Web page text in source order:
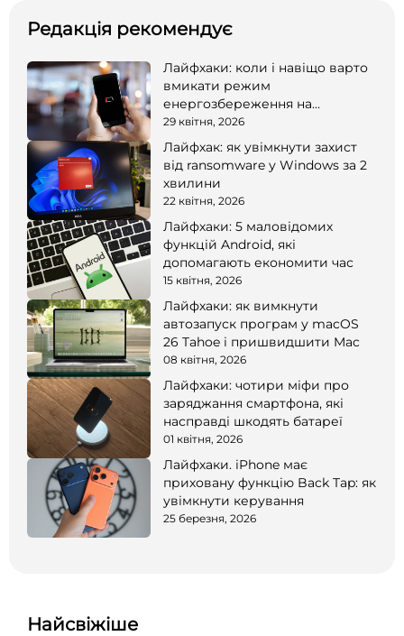
Редакція рекомендує
Лайфхаки: коли і навіщо варто
вмикати режим
енергозбереження на
смартфоні
29 квітня, 2026
Лайфхак: як увімкнути захист
від ransomware у Windows за 2
хвилини
22 квітня, 2026
Лайфхаки: 5 маловідомих
функцій Android, які
допомагають економити час
15 квітня, 2026
Лайфхаки: як вимкнути
автозапуск програм у macOS
26 Tahoe і пришвидшити Mac
08 квітня, 2026
Лайфхаки: чотири міфи про
заряджання смартфона, які
насправді шкодять батареї
01 квітня, 2026
Лайфхаки. iPhone має
приховану функцію Back Tap: як
увімкнути керування
25 березня, 2026
Найсвіжіше